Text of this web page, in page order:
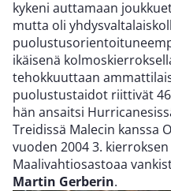
kykeni auttamaan
mutta oli
ikäisenä
tehokkuuttaan
puolustustaidot riittivät
hän ansaitsi
Treidissä Malecin kanssa
vuoden 2004 3.
Maalivahtiosastoaa
Martin Gerberin.